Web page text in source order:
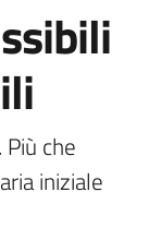
che
iniziale